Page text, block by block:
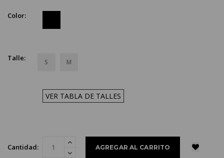
Color:
Talle: S M
VER TABLA DE TALLES
Cantidad: